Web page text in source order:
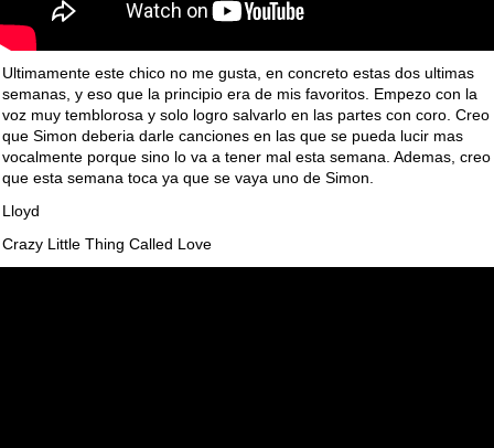
Ultimamente este chico no me gusta, en concreto estas dos ultimas
semanas, y eso que la principio era de mis favoritos. Empezo con la
voz muy temblorosa y solo logro salvarlo en las partes con coro. Creo
que Simon deberia darle canciones en las que se pueda lucir mas
vocalmente porque sino lo va a tener mal esta semana. Ademas, creo
que esta semana toca ya que se vaya uno de Simon.
Lloyd
Crazy Little Thing Called Love